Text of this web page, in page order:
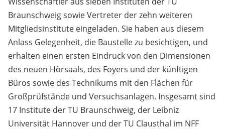
Braunschweig sowie Vertreter der zehn weiteren
Mitgliedsinstitute eingeladen. Sie haben aus diesem
Anlass Gelegenheit, die Baustelle zu besichtigen, und
erhalten einen ersten Eindruck von den Dimensionen
des neuen Hörsaals, des Foyers und der künftigen
Büros sowie des Technikums mit den Flächen für
Großprüfstände und Versuchsanlagen. Insgesamt sind
17 Institute der TU Braunschweig, der Leibniz
Universität Hannover und der TU Clausthal im NFF